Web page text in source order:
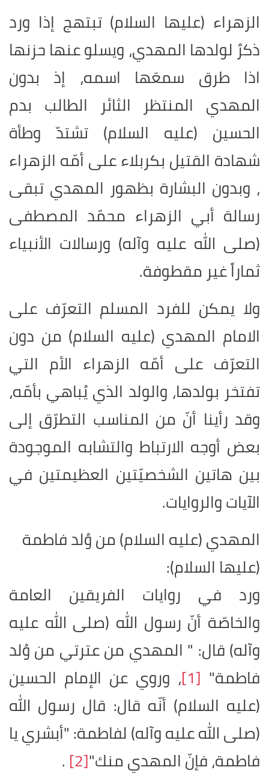
الزهراء (عليها السلام) تبتهج إذا ورد
ذكرٌ لولدها المهدي، ويسلو عنها حزنها
اذا طرق سمعَها اسمه، إذ بدون
المهدي المنتظر الثائر الطالب بدم
الحسين (عليه السلام) تشتدّ وطأة
شهادة القتيل بكربلاء على أمّه الزهراء
، وبدون البشارة بظهور المهدي تبقى
رسالة أبي الزهراء محمّد المصطفى
(صلى الله عليه وآله) ورسالات الأنبياء
ثماراً غير مقطوفة.
ولا يمكن للفرد المسلم التعرّف على
الامام المهدي (عليه السلام) من دون
التعرّف على أمّه الزهراء الأم التي
تفتخر بولدها، والولد الذي يُباهي بأمّه،
وقد رأينا أنّ من المناسب التطرّق إلى
بعض أوجه الارتباط والتشابه الموجودة
بين هاتين الشخصيّتين العظيمتين في
الآيات والروايات.
المهدي (عليه السلام) من وُلد فاطمة
(عليها السلام):
ورد في روايات الفريقين العامة
والخاصّة أنّ رسول الله (صلى الله عليه
وآله) قال: " المهدي من عترتي من وُلد
فاطمة" [1]، وروي عن الإمام الحسين
(عليه السلام) أنّه قال: قال رسول الله
(صلى الله عليه وآله) لفاطمة: "أبشري يا
فاطمة، فإنّ المهدي منك"[2]
.